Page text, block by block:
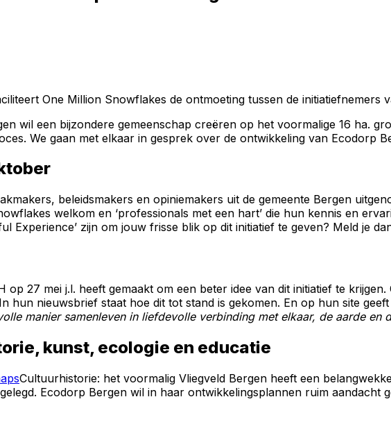
One Million Snowflakes de ontmoeting tussen de initiatiefnemers
wil een bijzondere gemeenschap creëren op het voormalige 16 ha.
We gaan met elkaar in gesprek over de ontwikkeling van Ecodorp
beleidsmakers en opiniemakers uit de gemeente Bergen
welkom en ‘professionals met een hart’ die hun kennis en
Experience’ zijn om jouw frisse blik op dit initiatief te geven? Meld je
op 27 mei j.l. heeft gemaakt om een beter idee van dit initiatief te
hun nieuwsbrief staat hoe dit tot stand is gekomen. En op hun site
manier samenleven in liefdevolle verbinding met elkaar, de aarde
kunst, ecologie en educatie
Cultuurhistorie: het voormalig Vliegveld Bergen heeft een
Ecodorp Bergen wil in haar ontwikkelingsplannen ruim aandacht